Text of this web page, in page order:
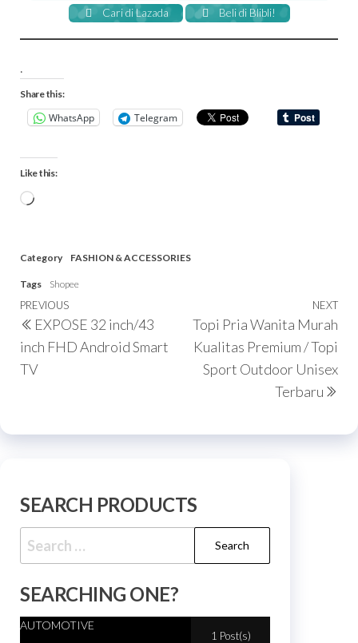
Cari di Lazada
Beli di Blibli!
.
Share this:
WhatsApp Telegram
Like this:
Category FASHION & ACCESSORIES
Tags Shopee
PREVIOUS
EXPOSE 32 inch/43
inch FHD Android Smart
TV
NEXT
Topi Pria Wanita Murah
Kualitas Premium / Topi
Sport Outdoor Unisex
Terbaru
SEARCH PRODUCTS
SEARCHING ONE?
AUTOMOTIVE
1 Post(s)